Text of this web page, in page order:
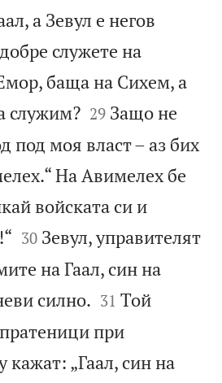
а Зевул е негов
служете на
баща на Сихем, а
служим?
29 Защо не
под моя власт – аз бих
На Авимелех бе
войската си и


30 Зевул, управителят
на Гаал, син на
силно. 

31 Той
при
„Гаал, син на